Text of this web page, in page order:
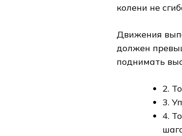
колени не
Движения
должен
поднимать
2.
3.
4.